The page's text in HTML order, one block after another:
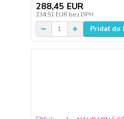
288,45 EUR
234,51 EUR bez DPH
Pridať do